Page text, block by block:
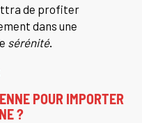
de profiter
dans une
sérénité.
POUR IMPORTER
?